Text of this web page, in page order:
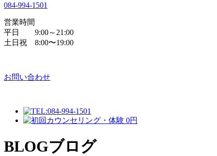
084-994-1501
営業時間
平日 9:00～21:00
土日祝 8:00〜19:00
お問い合わせ
BLOGブログ